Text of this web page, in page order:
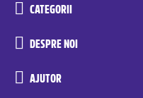
CATEGORII
DESPRE NOI
AJUTOR